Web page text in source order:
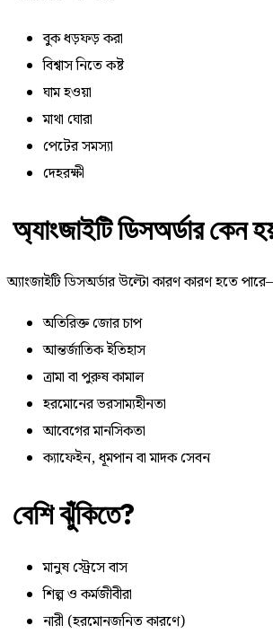
বুক ধড়ফড় করা
বিশ্বাস নিতে কষ্ট
ঘাম হওয়া
মাথা ঘোরা
পেটের সমস্যা
দেহরক্ষী
অ্যাংজাইটি ডিসঅর্ডার কেন
অ্যাংজাইটি ডিসঅর্ডার উল্টো কারণ কারণ হতে
অতিরিক্ত জোর চাপ
আন্তর্জাতিক ইতিহাস
ত্রামা বা পুরুষ কামাল
হরমোনের ভরসাম্যহীনতা
আবেগের মানসিকতা
ক্যাফেইন, ধূমপান বা মাদক সেবন
বেশি ঝুঁকিতে?
মানুষ স্ট্রেসে বাস
শিল্প ও কর্মজীবীরা
নারী (হরমোনজনিত কারণে)